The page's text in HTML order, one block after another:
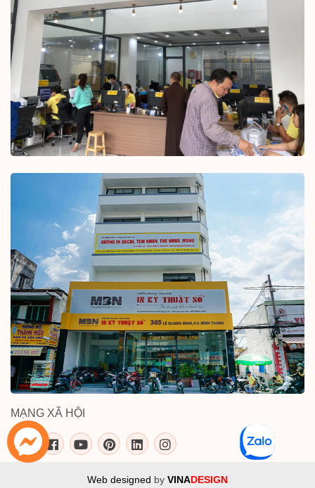
MẠNG XÃ HỘI
inkythuatso.com trên các mạng xã
Web designed by VINADESIGN